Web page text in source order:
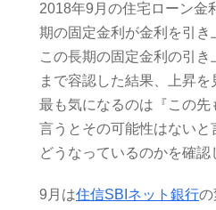
2018年9月の住宅ローン金
期の固定金利が金利を引き
この長期の固定金利の引
まで容認した結果、上昇
最も気になるのは『この
言うとその可能性はない
どうなっているのかを確認
9月は住信SBIネット銀行の